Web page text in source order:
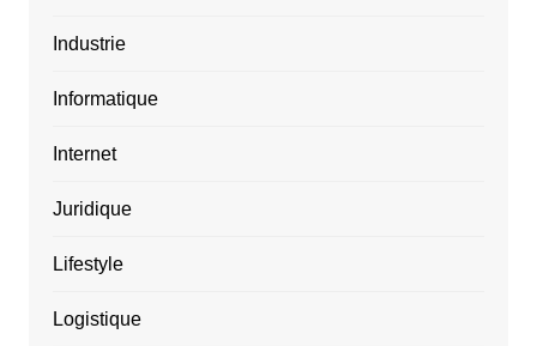
Industrie
Informatique
Internet
Juridique
Lifestyle
Logistique